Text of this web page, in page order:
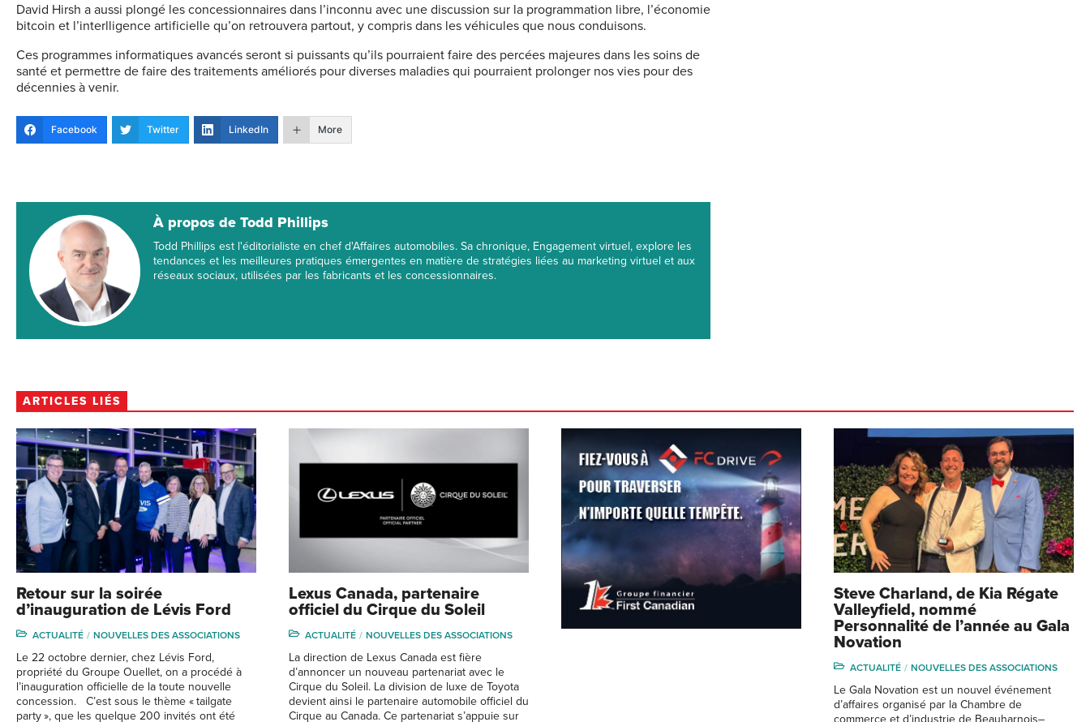
David Hirsh a aussi plongé les concessionnaires dans l’inconnu avec une discussion sur la programmation libre, l’économie
bitcoin et l’interlligence artificielle qu’on retrouvera partout, y compris dans les véhicules que nous conduisons.
Ces programmes informatiques avancés seront si puissants qu’ils pourraient faire des percées majeures dans les soins de
santé et permettre de faire des traitements améliorés pour diverses maladies qui pourraient prolonger nos vies pour des
décennies à venir.
Facebook Twitter LinkedIn More
À propos de Todd Phillips
Todd Phillips est l'éditorialiste en chef d'Affaires automobiles. Sa chronique, Engagement virtuel, explore les
tendances et les meilleures pratiques émergentes en matière de stratégies liées au marketing virtuel et aux
réseaux sociaux, utilisées par les fabricants et les concessionnaires.
ARTICLES LIÉS
Retour sur la soirée
d’inauguration de Lévis Ford
ACTUALITÉ NOUVELLES DES ASSOCIATIONS
Le 22 octobre dernier, chez Lévis Ford,
propriété du Groupe Ouellet, on a procédé à
l’inauguration officielle de la toute nouvelle
concession. C’est sous le thème « tailgate
party », que les quelque 200 invités ont été
Lexus Canada, partenaire
officiel du Cirque du Soleil
ACTUALITÉ NOUVELLES DES ASSOCIATIONS
La direction de Lexus Canada est fière
d’annoncer un nouveau partenariat avec le
Cirque du Soleil. La division de luxe de Toyota
devient ainsi le partenaire automobile officiel du
Cirque au Canada. Ce partenariat s’appuie sur
Steve Charland, de Kia Régate
Valleyfield, nommé
Personnalité de l’année au Gala
Novation
ACTUALITÉ NOUVELLES DES ASSOCIATIONS
Le Gala Novation est un nouvel événement
d’affaires organisé par la Chambre de
commerce et d’industrie de Beauharnois–